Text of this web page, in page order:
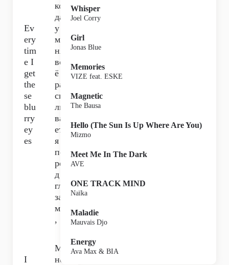
Ev
ery
tim
e I
get
the
se
blu
rry
ey
es
ког
да
у
ме
ня
вс
ё
ра
сп
лы
ва
етс
я
пе
ре
д
гла
за
ми
,
I
М
не
Whisper
Joel Corry
Girl
Jonas Blue
Memories
VIZE feat. ESKE
Magnetic
The Bausa
Hello (The Sun Is Up Where Are You)
Mizmo
Meet Me In The Dark
AVE
ONE TRACK MIND
Naïka
Maladie
Mauvais Djo
Energy
Ava Max & BIA